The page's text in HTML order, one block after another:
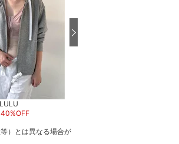
40%OFF
）とは異なる場合が